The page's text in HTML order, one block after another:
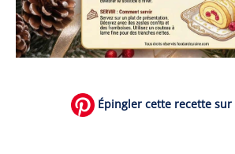
Épingler cette recette